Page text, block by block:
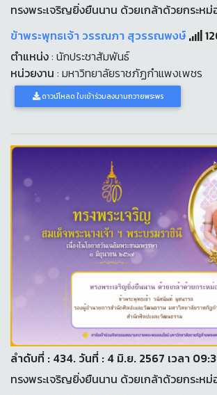
ทรงพระเจริญยิ่งยืนนาน ด้วยเกล้าด้วยกระหม่
ข้าพระพุทธเจ้า วรรณภา สุวรรณพงษ์
ตำแหน่ง: นักประชาสัมพันธ์
หน่วยงาน : มหาวิทยาลัยราชภัฏกำแพงเพชร
ดาวน์โหลด ใบเข้าร่วมลงนามถวายพระพร
ลำดับที่ : 434. วันที่ : 4 มิ.ย. 2567 เวลา
ทรงพระเจริญยิ่งยืนนาน ด้วยเกล้าด้วยกระหม่